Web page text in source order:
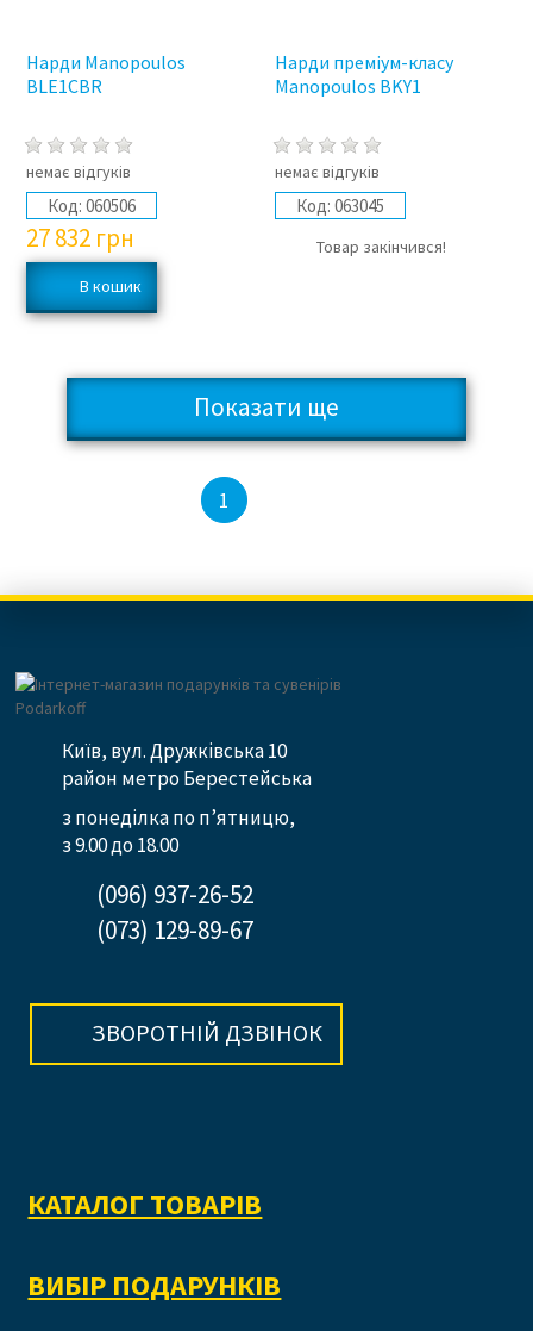
Нарди Manopoulos
BLE1CBR
немає відгуків
Код: 060506
27 832 грн
Нарди преміум-класу
Manopoulos BKY1
немає відгуків
Код: 063045
Товар закінчився!
Показати ще
1
Київ, вул. Дружківська 10
район метро Берестейська
з понеділка по п’ятницю,
з 9.00 до 18.00
(096) 937-26-52
(073) 129-89-67
ЗВОРОТНІЙ ДЗВІНОК
КАТАЛОГ ТОВАРІВ
ВИБІР ПОДАРУНКІВ